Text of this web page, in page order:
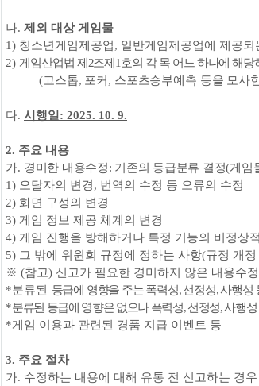
나. 제외 대상 게임물
1) 청소년게임제공업, 일반게임제공업에 제공되
2) 게임산업법 제 2조제 1호의 각 목 어느 하나에 해
(고스톱, 포커 , 스포츠승부예측 등을 모사
다. 시행일 : 2025. 10. 9.
2. 주요 내용
가. 경미한 내용수정: 기존의 등급분류 결정(게임
1) 오탈자의 변경, 번역의 수정 등 오류의 수정
2) 화면 구성의 변경
3) 게임 정보 제공 체계의 변경
4) 게임 진행을 방해하거나 특정 기능의 비정상
5) 그 밖에 위원회 규정에 정하는 사항(규정 개정
※ (참고) 신고가 필요한 경미하지 않은 내용수
*분류된 등급에 영향을 주는 폭력성,선정성,사행성
*분류된 등급에 영향은 없으나 폭력성,선정성,사행성
*게임 이용과 관련된 경품 지급 이벤트 등
3. 주요 절차
가. 수정하는 내용에 대해 유통 전 신고하는 경우